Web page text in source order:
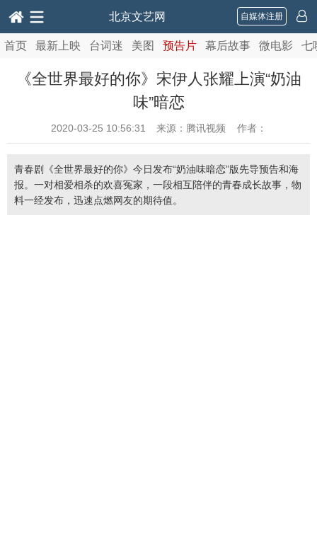
北京文艺网 自媒体注册
首页 最新上映 台词迷 美图 预告片 幕后故事 微电影 七
《全世界最好的你》宋伊人张耀上演“奶油
味”暗恋
2020-03-25 10:56:31 来源：腾讯视频 作者：
青春剧《全世界最好的你》今日发布“奶油味暗恋”版先导预告和海
报。一对相爱相杀的欢喜冤家，一段相互陪伴的青春成长故事，物
料一经发布，迅速点燃网友的期待值。